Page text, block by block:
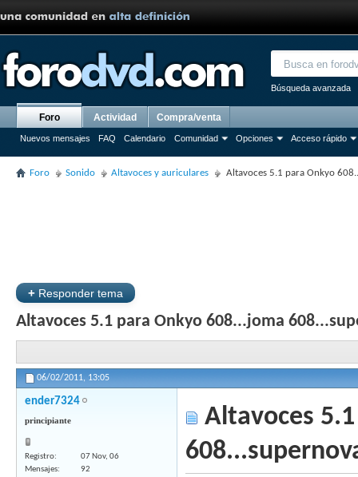
Búsqueda avanzada
Foro
Nuevos mensajes FAQ Calendario Comunidad Opciones Acceso rápido
Actividad Compra/venta
Foro Sonido Altavoces y auriculares Altavoces 5.1 para Onkyo
+ Responder tema
Altavoces 5.1 para Onkyo 608...joma
06/02/2011, 13:05
ender7324
principiante
Registro
07 Nov, 06
Mensajes
92
Altavoces